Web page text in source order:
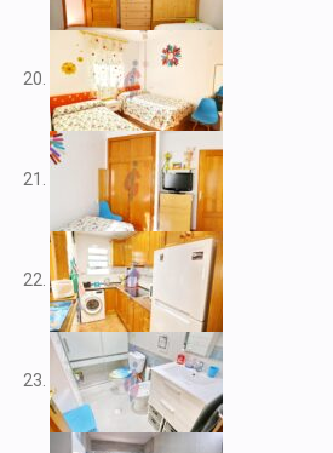
V2272
V2273
V2276
V2284
V2291
V2301
V2303
V2304
V2309
V2313
V2314
V2316
V2317
V2320
V2322
V2325
V2333
V2334
V2341
V2345